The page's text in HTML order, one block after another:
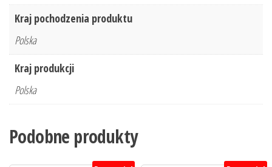
Kraj pochodzenia produktu
Polska
Kraj produkcji
Polska
Podobne produkty